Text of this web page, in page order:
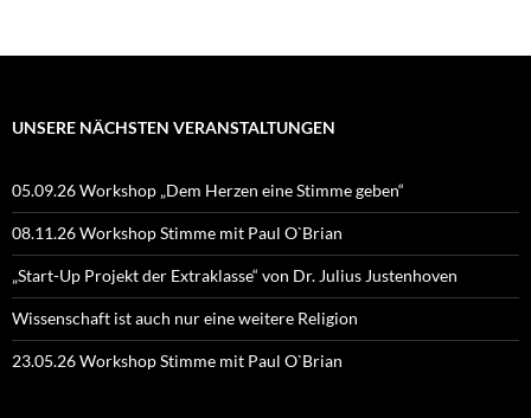
UNSERE NÄCHSTEN VERANSTALTUNGEN
05.09.26 Workshop „Dem Herzen eine Stimme geben“
08.11.26 Workshop Stimme mit Paul O`Brian
„Start-Up Projekt der Extraklasse“ von Dr. Julius Justenhoven
Wissenschaft ist auch nur eine weitere Religion
23.05.26 Workshop Stimme mit Paul O`Brian